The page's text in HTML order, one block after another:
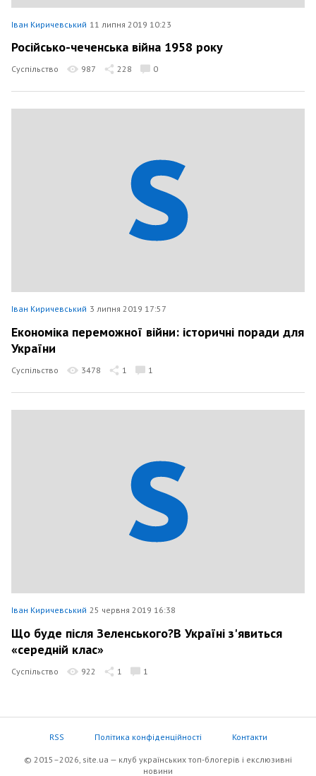
Іван Киричевський 11 липня 2019 10:23
Російсько-чеченська війна 1958 року
Суспільство 987 228 0
Іван Киричевський 3 липня 2019 17:57
Економіка переможної війни: історичні поради для
України
Суспільство 3478 1 1
Іван Киричевський 25 червня 2019 16:38
Що буде після Зеленського?В Україні з'явиться
«середній клас»
Суспільство 922 1 1
RSS Політика конфіденційності Контакти
© 2015–2026, site.ua — клуб українських топ-блогерів i екслюзивнi
новини